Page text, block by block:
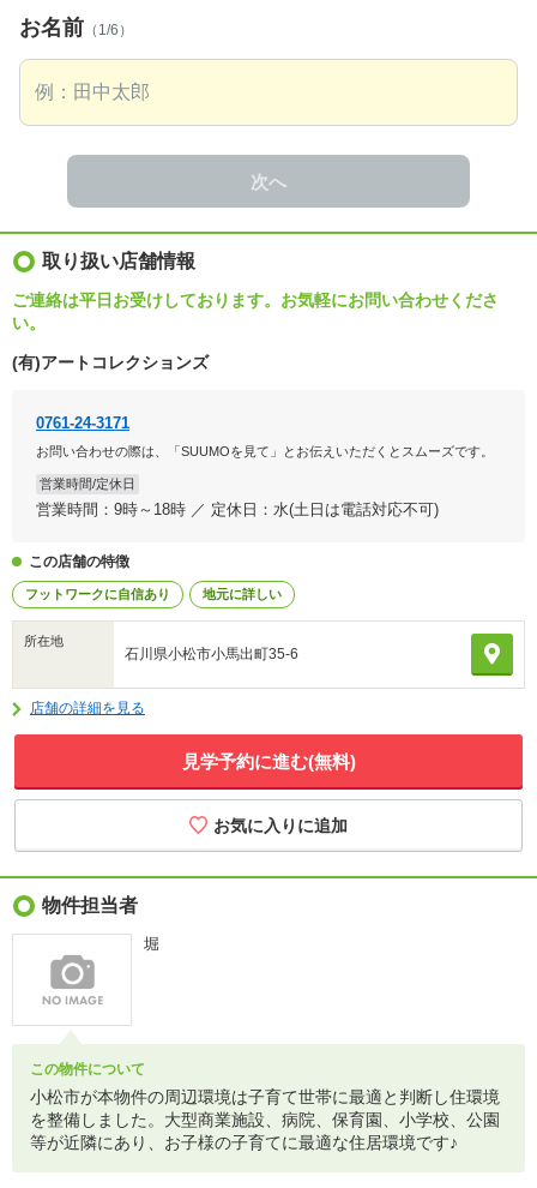
お名前 （1/6）
次へ
取り扱い店舗情報
ご連絡は平日お受けしております。お気軽にお問い合わせくださ
い。
(有)アートコレクションズ
0761-24-3171
お問い合わせの際は、「SUUMOを見て」とお伝えいただくとスムーズです。
営業時間/定休日
営業時間：9時～18時 ／ 定休日：水(土日は電話対応不可)
この店舗の特徴
フットワークに自信あり 地元に詳しい
所在地
石川県小松市小馬出町35-6
店舗の詳細を見る
見学予約に進む(無料)
物件担当者
堀
この物件について
小松市が本物件の周辺環境は子育て世帯に最適と判断し住環境
を整備しました。大型商業施設、病院、保育園、小学校、公園
等が近隣にあり、お子様の子育てに最適な住居環境です♪